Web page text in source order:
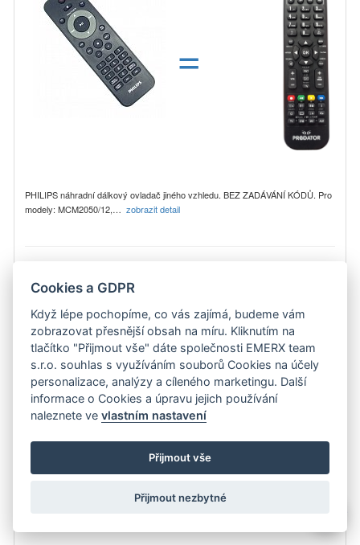
=
PHILIPS náhradní dálkový ovladač jiného vzhledu. BEZ ZADÁVÁNÍ KÓDŮ. Pro
modely: MCM2050/12,… zobrazit detail
Philips 313925870111 náhradní dálkový ovladač jiného
vzhledu.
=
Cookies a GDPR
Když lépe pochopíme, co vás zajímá, budeme vám
zobrazovat přesnější obsah na míru. Kliknutím na
tlačítko "Přijmout vše" dáte společnosti EMERX team
s.r.o. souhlas s využíváním souborů Cookies na účely
personalizace, analýzy a cíleného marketingu. Další
informace o Cookies a úpravu jejich používání
naleznete vevlastním nastavení
Přijmout vše
Přijmout nezbytné